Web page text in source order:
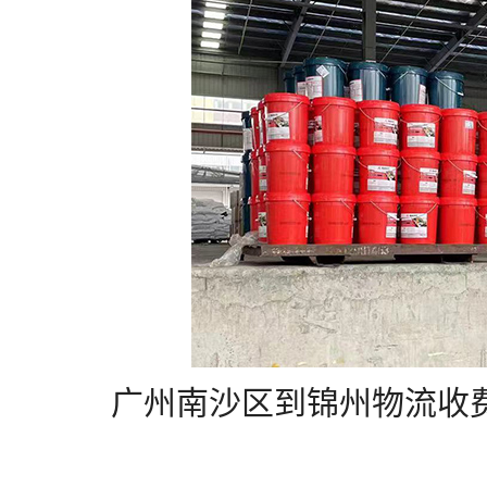
广州南沙区到锦州物流收